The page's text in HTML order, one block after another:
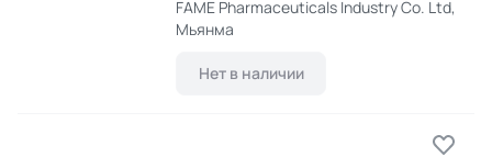
FAME Pharmaceuticals Industry Co. Ltd,
Мьянма
Нет в наличии